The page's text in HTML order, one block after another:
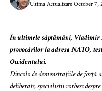
Ultima Actualizare October 7,
În ultimele săptămâni,
provocărilor la adresa NATO,
Occidentului.
Dincolo de demonstrațiile de forță
deliberate, specialiștii vorbesc